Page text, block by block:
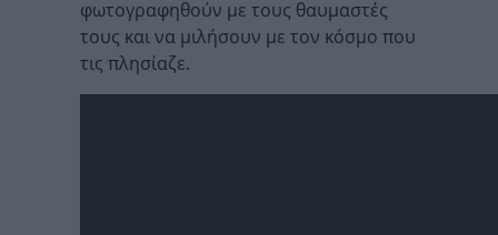
φωτογραφηθούν με τους θαυμαστές
τους και να μιλήσουν με τον κόσμο που
τις πλησίαζε.